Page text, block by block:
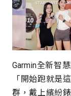
Garmin全新智
「開始跑就是
群，戴上繽紛